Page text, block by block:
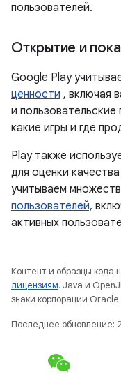
пользователей.
Открытие и
Google Play
ценности , включая
и пользовательские
какие игры и где
Play также
для оценки
учитываем
пользователей,
активных
Контент и образцы кода
лицензиям. Java и
знаки корпорации
Последнее обновление: